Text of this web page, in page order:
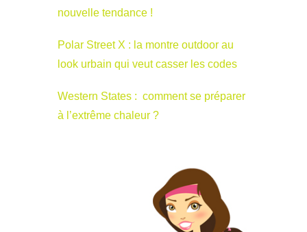
nouvelle tendance !
Polar Street X : la montre outdoor au
look urbain qui veut casser les codes
Western States : comment se préparer
à l’extrême chaleur ?